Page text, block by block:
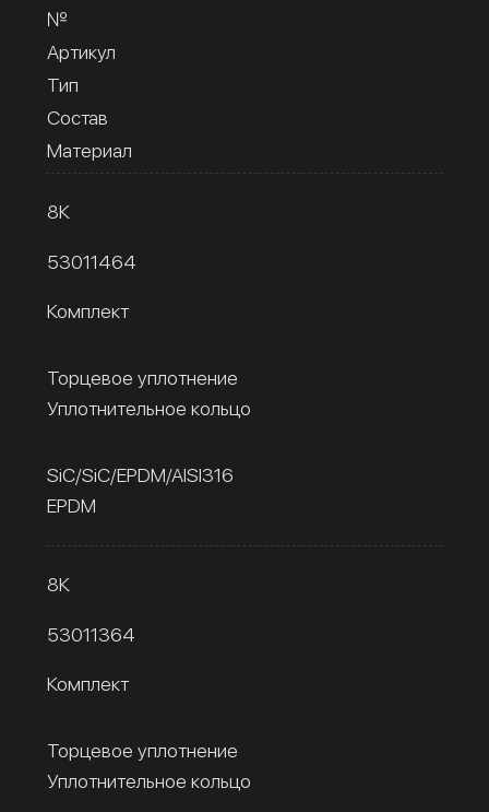
№
Артикул
Тип
Состав
Материал
8К
53011464
Комплект
Торцевое уплотнение
Уплотнительное кольцо
SiC/SiC/EPDM/AISI316
EPDM
8К
53011364
Комплект
Торцевое уплотнение
Уплотнительное кольцо